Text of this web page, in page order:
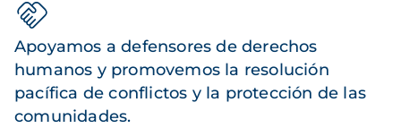
Apoyamos a defensores de derechos
humanos y promovemos la resolución
pacífica de conflictos y la protección de las
comunidades.